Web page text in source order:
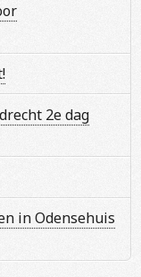
2e dag
in Odensehuis